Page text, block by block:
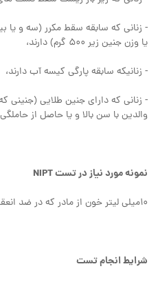
یا وزن جنین زیر 500 گرم) دارند،
- زنانیکه سابقه پارگی کیسه آب دارند،
- زنانی که دارای جنین طلایی (جنینی
والدین با سن بالا و یا حاصل از حاملگی IVF تشکیل شده اند) هستند.
نمونه‌ مورد نیاز در تست NIPT
10میلی لیتر خون از مادر که در ضد انعقاد حاوی EDTA گرفته می شود.
شرایط انجام تست